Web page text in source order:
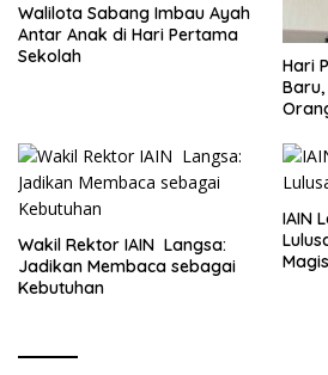
Walilota Sabang Imbau Ayah
Antar Anak di Hari Pertama
Sekolah
Hari
Wakil Rektor IAIN Langsa:
Jadikan Membaca sebagai
Kebutuhan
IAIN